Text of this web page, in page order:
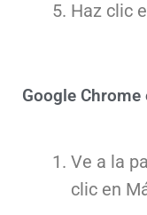
Haz clic
Google Chrome
Ve a la
clic en